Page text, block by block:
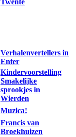
Verhalenvertellers in
Enter
Kindervoorstelling
Smakelijke
sprookjes in
Wierden
Muzica!
Francis van
Broekhuizen